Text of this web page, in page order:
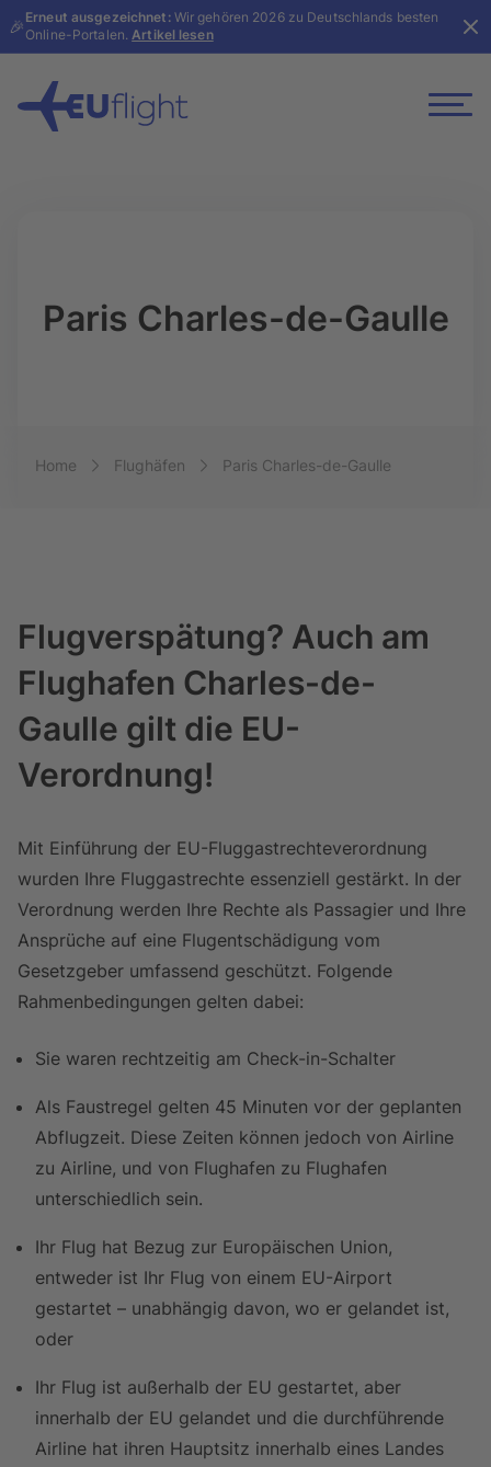
🎉 Erneut ausgezeichnet:Wir gehören 2026 zu Deutschlands besten
Online-Portalen.Artikel lesen
Paris Charles-de-Gaulle
Home
Flughäfen Paris Charles-de-Gaulle
Flugverspätung? Auch am
Flughafen Charles-de-
Gaulle gilt die EU-
Verordnung!
Mit Einführung der EU-Fluggastrechteverordnung
wurden Ihre Fluggastrechte essenziell gestärkt. In der
Verordnung werden Ihre Rechte als Passagier und Ihre
Ansprüche auf eine Flugentschädigung vom
Gesetzgeber umfassend geschützt. Folgende
Rahmenbedingungen gelten dabei:
Sie waren rechtzeitig am Check-in-Schalter
Als Faustregel gelten 45 Minuten vor der geplanten
Abflugzeit. Diese Zeiten können jedoch von Airline
zu Airline, und von Flughafen zu Flughafen
unterschiedlich sein.
Ihr Flug hat Bezug zur Europäischen Union,
entweder ist Ihr Flug von einem EU-Airport
gestartet – unabhängig davon, wo er gelandet ist,
oder
Ihr Flug ist außerhalb der EU gestartet, aber
innerhalb der EU gelandet und die durchführende
Airline hat ihren Hauptsitz innerhalb eines Landes